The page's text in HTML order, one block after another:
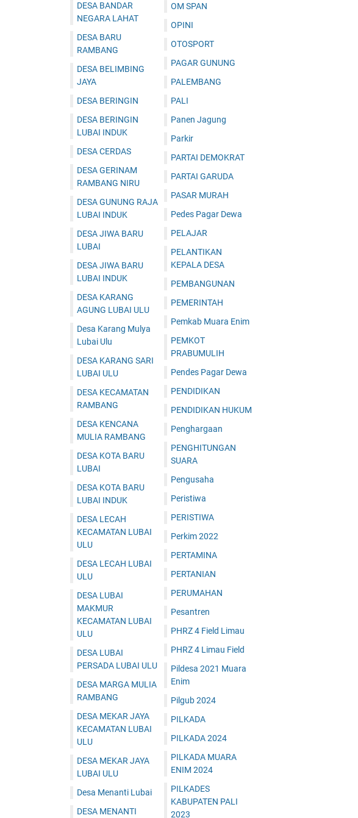
DESA BANDAR
NEGARA LAHAT
DESA BARU
RAMBANG
DESA BELIMBING
JAYA
DESA BERINGIN
DESA BERINGIN
LUBAI INDUK
DESA CERDAS
DESA GERINAM
RAMBANG NIRU
DESA GUNUNG RAJA
LUBAI INDUK
DESA JIWA BARU
LUBAI
DESA JIWA BARU
LUBAI INDUK
DESA KARANG
AGUNG LUBAI ULU
Desa Karang Mulya
Lubai Ulu
DESA KARANG SARI
LUBAI ULU
DESA KECAMATAN
RAMBANG
DESA KENCANA
MULIA RAMBANG
DESA KOTA BARU
LUBAI
DESA KOTA BARU
LUBAI INDUK
DESA LECAH
KECAMATAN LUBAI
ULU
DESA LECAH LUBAI
ULU
DESA LUBAI
MAKMUR
KECAMATAN LUBAI
ULU
DESA LUBAI
PERSADA LUBAI ULU
DESA MARGA MULIA
RAMBANG
DESA MEKAR JAYA
KECAMATAN LUBAI
ULU
DESA MEKAR JAYA
LUBAI ULU
Desa Menanti Lubai
DESA MENANTI
OM SPAN
OPINI
OTOSPORT
PAGAR GUNUNG
PALEMBANG
PALI
Panen Jagung
Parkir
PARTAI DEMOKRAT
PARTAI GARUDA
PASAR MURAH
Pedes Pagar Dewa
PELAJAR
PELANTIKAN
KEPALA DESA
PEMBANGUNAN
PEMERINTAH
Pemkab Muara Enim
PEMKOT
PRABUMULIH
Pendes Pagar Dewa
PENDIDIKAN
PENDIDIKAN HUKUM
Penghargaan
PENGHITUNGAN
SUARA
Pengusaha
Peristiwa
PERISTIWA
Perkim 2022
PERTAMINA
PERTANIAN
PERUMAHAN
Pesantren
PHRZ 4 Field Limau
PHRZ 4 Limau Field
Pildesa 2021 Muara
Enim
Pilgub 2024
PILKADA
PILKADA 2024
PILKADA MUARA
ENIM 2024
PILKADES
KABUPATEN PALI
2023